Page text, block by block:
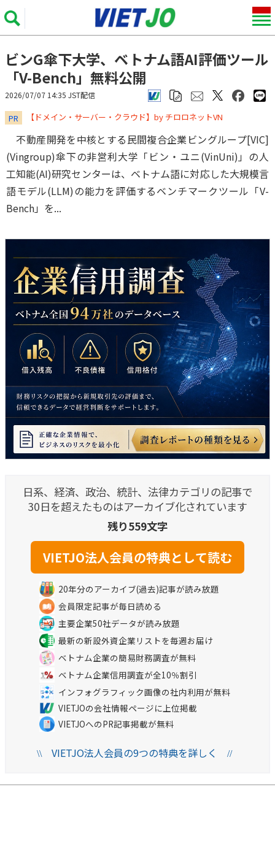
ビンG傘下大学、ベトナム語AI評価ツール
「V-Bench」無料公開
2026/07/07 14:35 JST配信
PR ​​​​​​​【ドメイン・サーバー・クラウド】by チロロネットVN
不動産開発を中核とする民間複合企業ビングループ[VIC]
(Vingroup)傘下の非営利大学「ビン・ユニ(VinUni)」の人
工知能(AI)研究センターは、ベトナム語に対応した大規模言
語モデル(LLM)の能力を評価するベンチマークツール「V-
Bench」を...
日系、経済、政治、統計、法律カテゴリの記事で
30日を超えたものはアーカイブ化されています
残り559文字
20年分のアーカイブ(過去)記事が読み放題
会員限定記事が毎日読める
主要企業50社データが読み放題
最新の新設外資企業リストを毎週お届け
ベトナム企業の簡易財務調査が無料
ベトナム企業信用調査が全10％割引
インフォグラフィック画像の社内利用が無料
VIETJOの会社情報ページに上位掲載
VIETJOへのPR記事掲載が無料
\\VIETJO法人会員の9つの特典を詳しく //